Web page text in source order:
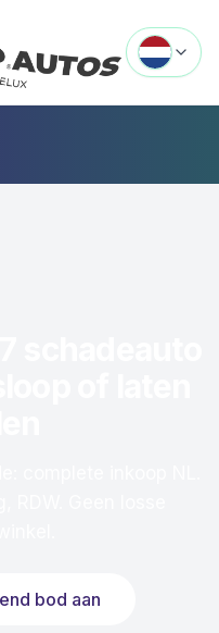
bod aan